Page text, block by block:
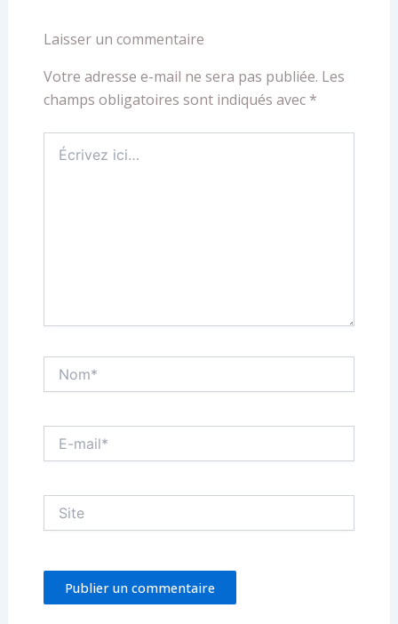
Laisser un commentaire
Votre adresse e-mail ne sera pas publiée. Les
champs obligatoires sont indiqués avec *
ici…
mail*